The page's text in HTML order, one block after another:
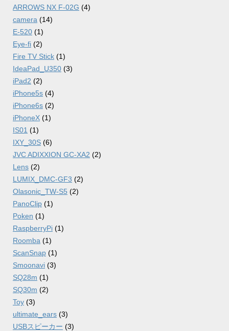
ARROWS NX F-02G (4)
camera (14)
E-520 (1)
Eye-fi (2)
Fire TV Stick (1)
IdeaPad_U350 (3)
iPad2 (2)
iPhone5s (4)
iPhone6s (2)
iPhoneX (1)
IS01 (1)
IXY_30S (6)
JVC ADIXXION GC-XA2 (2)
Lens (2)
LUMIX_DMC-GF3 (2)
Olasonic_TW-S5 (2)
PanoClip (1)
Poken (1)
RaspberryPi (1)
Roomba (1)
ScanSnap (1)
Smoonavi (3)
SQ28m (1)
SQ30m (2)
Toy (3)
ultimate_ears (3)
USBスピーカー (3)